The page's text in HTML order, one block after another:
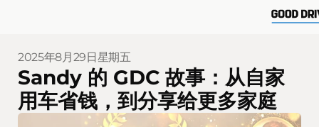
2025年8月29日星期五
Sandy 的 GDC 故事：从自家
用车省钱，到分享给更多家庭